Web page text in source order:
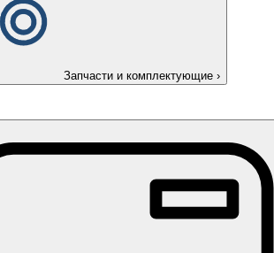
Запчасти и комплектующие ›